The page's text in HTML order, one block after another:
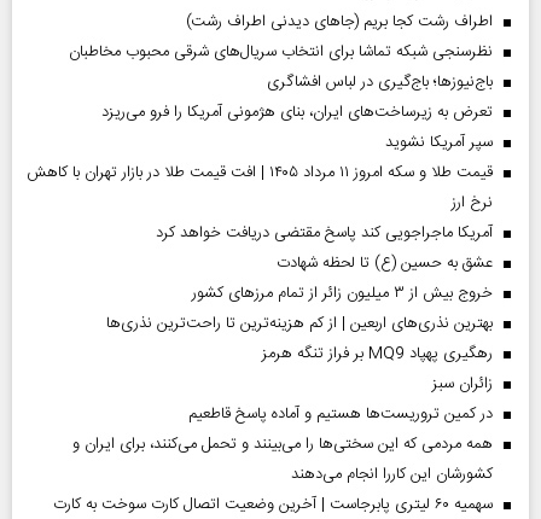
اطراف رشت کجا بریم (جاهای دیدنی اطراف رشت)
نظرسنجی شبکه تماشا برای انتخاب سریال‌های شرقی محبوب مخاطبان
باج‌نیوزها؛ باج‌گیری در لباس افشاگری
تعرض به زیرساخت‌های ایران، بنای هژمونی آمریکا را فرو می‌ریزد
سپر آمریکا نشوید
قیمت طلا و سکه امروز ۱۱ مرداد ۱۴۰۵ | افت قیمت طلا در بازار تهران با کاهش
نرخ ارز
آمریکا ماجراجویی کند پاسخ مقتضی دریافت خواهد کرد
عشق به حسین (ع) تا لحظه شهادت
خروج بیش از ۳ میلیون زائر از تمام مرز‌های کشور
بهترین نذری‌های اربعین | از کم هزینه‌ترین تا راحت‌ترین نذری‌ها
رهگیری پهپاد MQ9 بر فراز تنگه هرمز
‌زائران سبز
در کمین تروریست‌ها هستیم و آماده پاسخ قاطعیم
همه مردمی که این سختی‌ها را می‌بینند و تحمل می‌کنند، برای ایران و
کشورشان این کاررا انجام می‌دهند
سهمیه ۶۰ لیتری پابرجاست | آخرین وضعیت اتصال کارت سوخت به کارت